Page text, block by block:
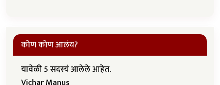
कोण कोण आलंय?
यावेळी 5 सदस्यं आलेले आहेत.